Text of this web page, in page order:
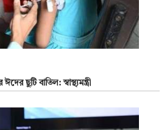
ঈদের ছুটি বাতিল: স্বাস্থ্যমন্ত্রী